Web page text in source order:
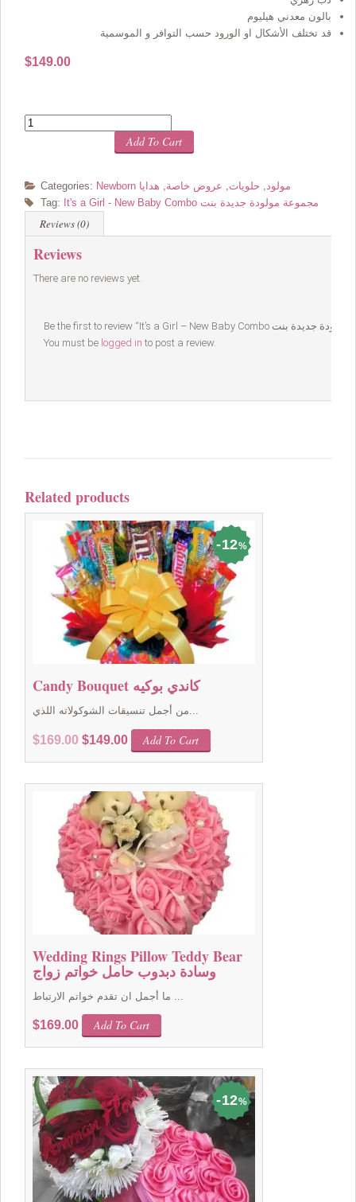
بالون معدني هيليوم
قد تختلف الأشكال او الورود حسب التوافر و الموسمية
$149.00
Quantity
Add To Cart
Categories: Newborn مولود, حلويات, عروض خاصة, هدايا
Tag:
It's a Girl - New Baby Combo مجموعة مولودة جديدة بنت
Reviews (0)
Reviews
There are no reviews yet.
You must be logged in to post a review.
Related products
12%
Candy Bouquet كاندي بوكيه
من أجمل تنسيقات الشوكولاته اللذي...
$169.00 Original
$169.00.
$149.00Current
price
$149.00.
Add To Cart
Wedding Rings Pillow Teddy Bear
وسادة دبدوب حامل خواتم زواج
ما أجمل ان تقدم خواتم الارتباط ...
$169.00 Add To Cart
12%